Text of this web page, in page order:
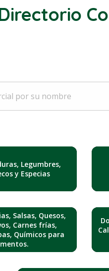
Legumbres,
y Especias
Salsas, Quesos,
Carnes frías,
Químicos para